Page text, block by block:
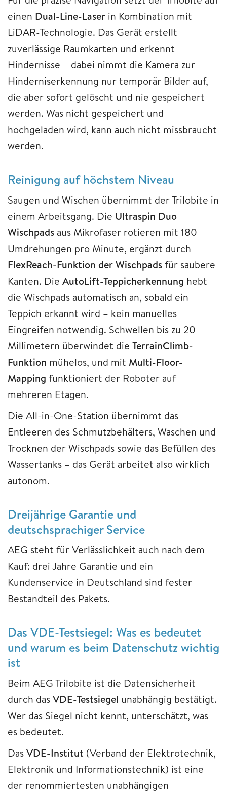
einen Dual-Line-Laser in Kombination mit
LiDAR-Technologie. Das Gerät erstellt
zuverlässige Raumkarten und erkennt
Hindernisse – dabei nimmt die Kamera zur
Hinderniserkennung nur temporär Bilder auf,
die aber sofort gelöscht und nie gespeichert
werden. Was nicht gespeichert und
hochgeladen wird, kann auch nicht missbraucht
werden.
Reinigung auf höchstem Niveau
Saugen und Wischen übernimmt der Trilobite in
einem Arbeitsgang. Die Ultraspin Duo
Wischpads aus Mikrofaser rotieren mit 180
Umdrehungen pro Minute, ergänzt durch
FlexReach-Funktion der Wischpadsfür saubere
Kanten. Die AutoLift-Teppicherkennung hebt
die Wischpads automatisch an, sobald ein
Teppich erkannt wird – kein manuelles
Eingreifen notwendig. Schwellen bis zu 20
Millimetern überwindet die TerrainClimb-
Funktion mühelos, und mit Multi-Floor-
Mapping funktioniert der Roboter auf
mehreren Etagen.
Die All-in-One-Station übernimmt das
Entleeren des Schmutzbehälters, Waschen und
Trocknen der Wischpads sowie das Befüllen des
Wassertanks – das Gerät arbeitet also wirklich
autonom.
Dreijährige Garantie und
deutschsprachiger Service
AEG steht für Verlässlichkeit auch nach dem
Kauf: drei Jahre Garantie und ein
Kundenservice in Deutschland sind fester
Bestandteil des Pakets.
Das VDE-Testsiegel: Was es bedeutet
und warum es beim Datenschutz wichtig
ist
Beim AEG Trilobite ist die Datensicherheit
durch dasVDE-Testsiegel unabhängig bestätigt.
Wer das Siegel nicht kennt, unterschätzt, was
es bedeutet.
DasVDE-Institut (Verband der Elektrotechnik,
Elektronik und Informationstechnik) ist eine
der renommiertesten unabhängigen